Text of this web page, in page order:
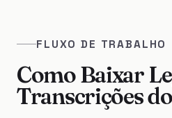
FLUXO DE TRABALHO
Como Baixar
Transcrições